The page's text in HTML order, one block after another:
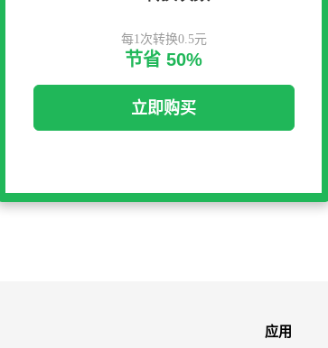
每1次转换0.5元
节省 50%
立即购买
应用